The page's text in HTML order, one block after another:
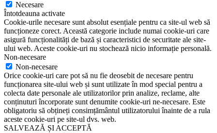
Necesare
Întotdeauna activate
Cookie-urile necesare sunt absolut esențiale pentru ca site-ul web să
funcționeze corect. Această categorie include numai cookie-uri care
asigură funcționalități de bază și caracteristici de securitate ale site-
ului web. Aceste cookie-uri nu stochează nicio informație personală.
Non-necesare
Non-necesare
Orice cookie-uri care pot să nu fie deosebit de necesare pentru
funcționarea site-ului web și sunt utilizate în mod special pentru a
colecta date personale ale utilizatorilor prin analize, reclame, alte
conținuturi încorporate sunt denumite cookie-uri ne-necesare. Este
obligatoriu să obțineți consimțământul utilizatorului înainte de a rula
aceste cookie-uri pe site-ul dvs. web.
SALVEAZĂ ȘI ACCEPTĂ